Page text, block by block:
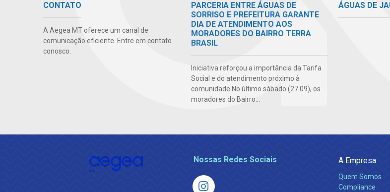
CONTATO
A Aegea MT oferece um canal de
comunicação eficiente. Entre em contato
conosco.
PARCERIA ENTRE ÁGUAS DE
SORRISO E PREFEITURA GARANTE
DIA DE ATENDIMENTO AOS
MORADORES DO BAIRRO TERRA
BRASIL
Iniciativa reforçou a importância da Tarifa
Social e do atendimento próximo à
comunidade No último sábado (27.09), os
moradores do Bairro...
ÁGUAS DE
Nossas Redes Sociais A Empresa
Quem Somos
Compliance